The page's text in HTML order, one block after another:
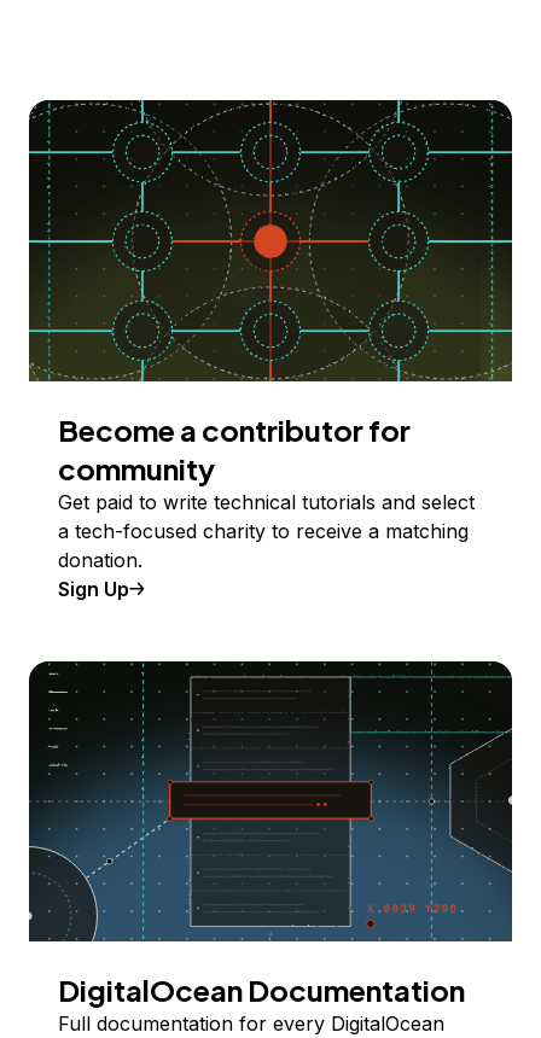
Become a contributor for
community
Get paid to write technical tutorials and select
a tech-focused charity to receive a matching
donation.
Sign Up
DigitalOcean Documentation
Full documentation for every DigitalOcean